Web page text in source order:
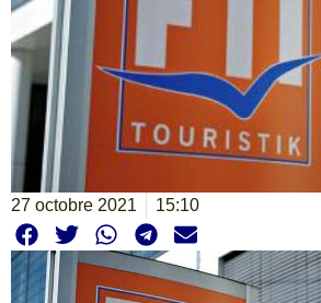
27 octobre 2021 15:10